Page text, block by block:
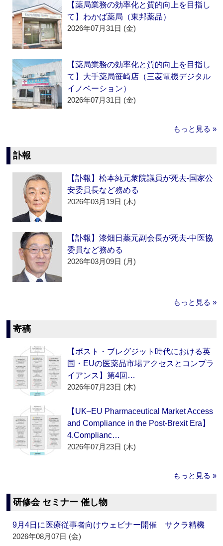
【薬局業務の効率化と質的向上を目指し
て】わかば薬局（東邦薬品）
2026年07月31日 (金)
【薬局業務の効率化と質的向上を目指し
て】大手薬局笹崎店（三菱電機デジタル
イノベーション）
2026年07月31日 (金)
もっと見る »
訃報
【訃報】松本純元衆院議員が死去‐国家公
安委員長など務める
2026年03月19日 (木)
【訃報】漆畑日薬元副会長が死去‐中医協
委員など務める
2026年03月09日 (月)
もっと見る »
寄稿
【ポスト・ブレグジット時代における英
国・EUの医薬品市場アクセスとコンプラ
イアンス】第4回…
2026年07月23日 (木)
【UK–EU Pharmaceutical Market Access
and Compliance in the Post-Brexit Era】
4.Complianc…
2026年07月23日 (木)
もっと見る »
研修会 セミナー 催し物
9月4日に医療従事者向けウェビナー開催 サクラ精機
2026年08月07日 (金)